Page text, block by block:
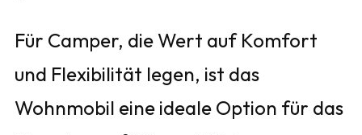
Für Camper, die Wert auf Komfort
und Flexibilität legen, ist das
Wohnmobil eine ideale Option für das